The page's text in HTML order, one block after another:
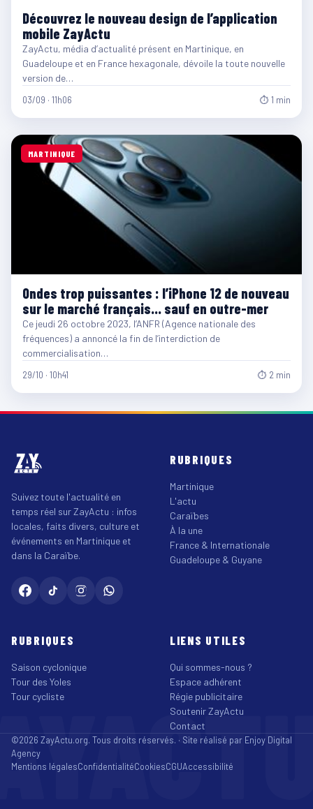
Découvrez le nouveau design de l’application
mobile ZayActu
ZayActu, média d’actualité présent en Martinique, en
Guadeloupe et en France hexagonale, dévoile la toute nouvelle
version de…
03/09 · 11h06 ⏱ 1 min
MARTINIQUE
Ondes trop puissantes : l’iPhone 12 de nouveau
sur le marché français… sauf en outre-mer
Ce jeudi 26 octobre 2023, l’ANFR (Agence nationale des
fréquences) a annoncé la fin de l’interdiction de
commercialisation…
29/10 · 10h41 ⏱ 2 min
Suivez toute l'actualité en
temps réel sur ZayActu : infos
locales, faits divers, culture et
événements en Martinique et
dans la Caraïbe.
RUBRIQUES
Martinique
L'actu
Caraïbes
À la une
France & Internationale
Guadeloupe & Guyane
RUBRIQUES
Saison cyclonique
Tour des Yoles
Tour cycliste
LIENS UTILES
Qui sommes-nous ?
Espace adhérent
Régie publicitaire
Soutenir ZayActu
Contact
©2026 ZayActu.org. Tous droits réservés. · Site réalisé par Enjoy Digital
Agency
Mentions légalesConfidentialitéCookiesCGUAccessibilité